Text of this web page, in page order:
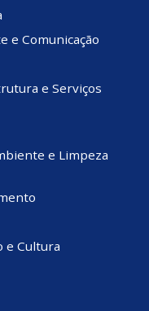
e Comunicação
e Serviços
e Limpeza
e Cultura